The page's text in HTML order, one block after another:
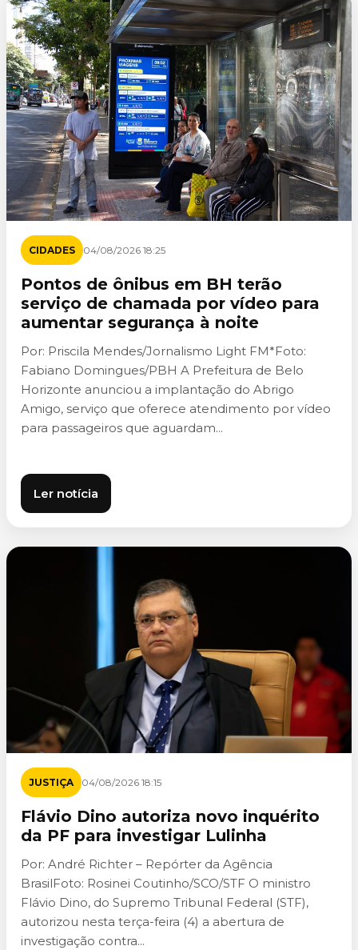
CIDADES 04/08/2026 18:25
Pontos de ônibus em BH terão
serviço de chamada por vídeo para
aumentar segurança à noite
Por: Priscila Mendes/Jornalismo Light FM*Foto:
Fabiano Domingues/PBH A Prefeitura de Belo
Horizonte anunciou a implantação do Abrigo
Amigo, serviço que oferece atendimento por vídeo
para passageiros que aguardam...
Ler notícia
JUSTIÇA 04/08/2026 18:15
Flávio Dino autoriza novo inquérito
da PF para investigar Lulinha
Por: André Richter – Repórter da Agência
BrasilFoto: Rosinei Coutinho/SCO/STF O ministro
Flávio Dino, do Supremo Tribunal Federal (STF),
autorizou nesta terça-feira (4) a abertura de
investigação contra...